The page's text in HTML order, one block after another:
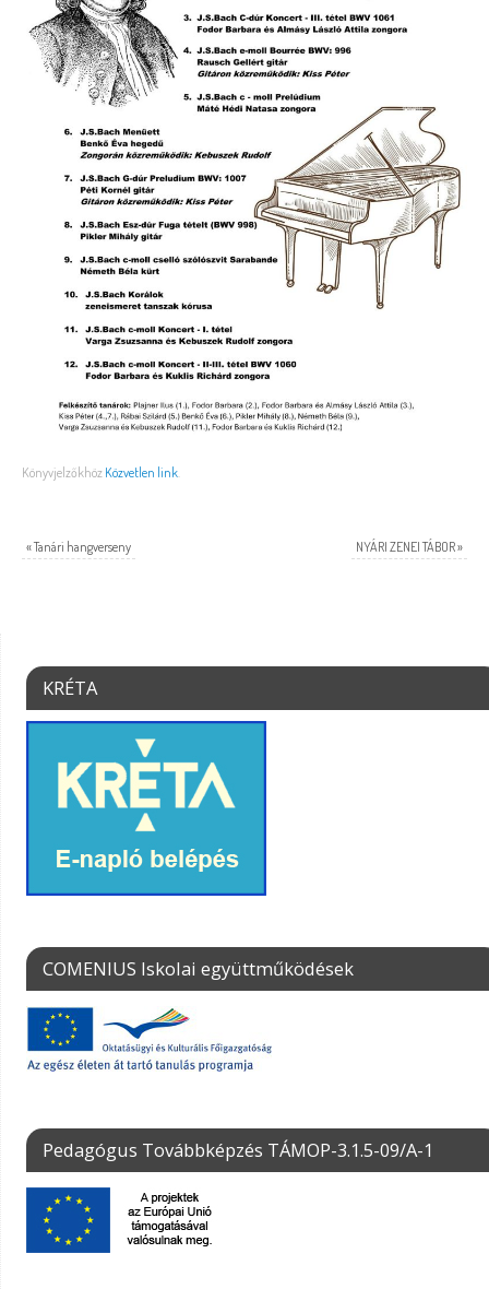
Könyvjelzőkhöz Közvetlen link
«Tanári hangverseny NYÁRI ZENEI TÁBOR»
KRÉTA
COMENIUS Iskolai együttműködések
Pedagógus Továbbképzés TÁMOP-3.1.5-09/A-1